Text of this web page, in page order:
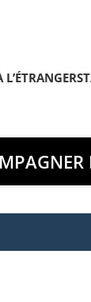
L’ÉTRANGER